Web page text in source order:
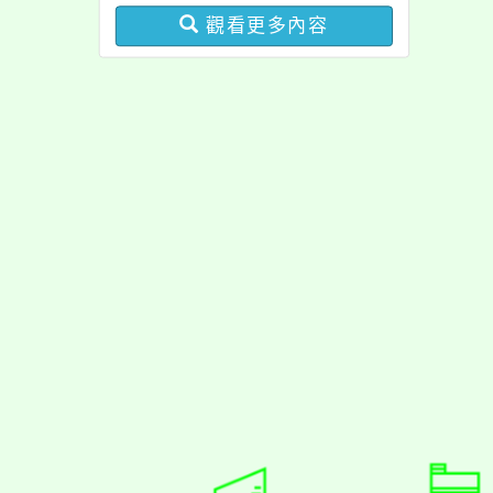
觀看更多內容
網站設計：